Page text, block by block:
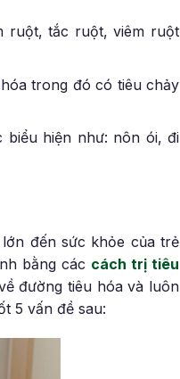
ruột, tắc ruột, viêm ruột
trong đó có tiêu chảy
biểu hiện như: nôn ói, đi
đến sức khỏe của trẻ
bằng các cách trị tiêu
đường tiêu hóa và luôn
5 vấn đề sau: